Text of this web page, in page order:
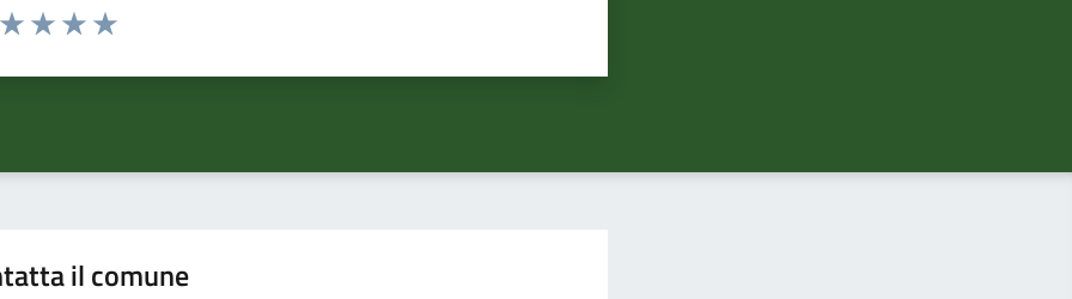
da 1 a 5 stelle la pagina
il comune